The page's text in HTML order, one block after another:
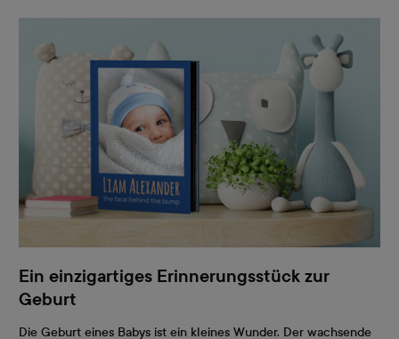
Ein einzigartiges Erinnerungsstück zur
Geburt
Die Geburt eines Babys ist ein kleines Wunder. Der wachsende